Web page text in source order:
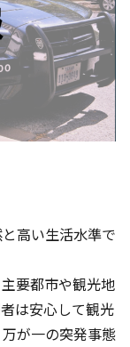
高い生活水準で
要都市や観光地
は安心して観光
が一の突発事態